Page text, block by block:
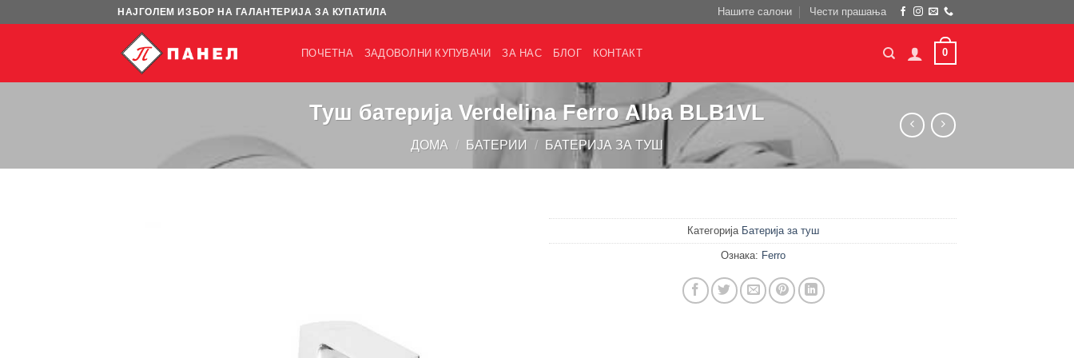
НАЈГОЛЕМ ИЗБОР НА ГАЛАНТЕРИЈА ЗА КУПАТИЛА Нашите салони Чести прашања
ПОЧЕТНА ЗАДОВОЛНИ КУПУВАЧИ ЗА НАС БЛОГ КОНТАКТ 0
Туш батерија Verdelina Ferro Alba BLB1VL
ДОМА / БАТЕРИИ / БАТЕРИЈА ЗА ТУШ
Категорија Батерија за туш
Ознака: Ferro